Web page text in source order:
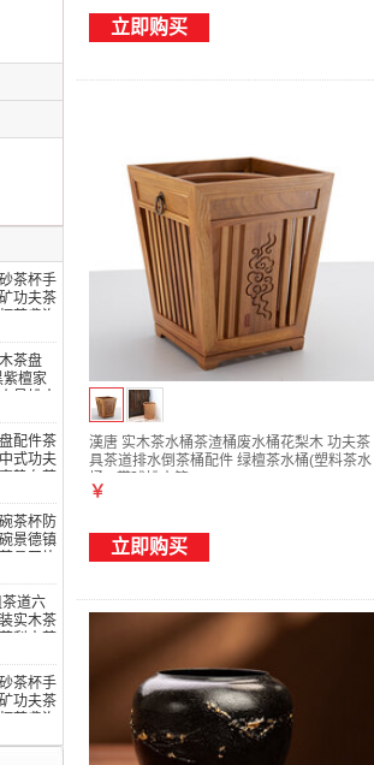
茶杯手
功夫茶
茶盏泡
茶盘
檀家
号排水
茶盘
配件茶
式功夫
垫布茶
茶杯防
景德镇
具开片
道六
实木茶
梨木茶
茶杯手
功夫茶
茶盏泡
立即购买
漢唐 实木茶水桶茶渣桶废水桶花梨木 功夫茶
具茶道排水倒茶桶配件 绿檀茶水桶(塑料茶水
￥
立即购买